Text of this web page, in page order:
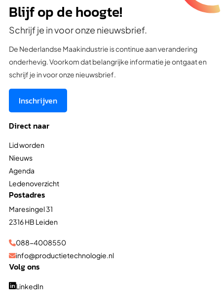
Blijf op de hoogte!
Schrijf je in voor onze nieuwsbrief.
De Nederlandse Maakindustrie is continue aan verandering
onderhevig. Voorkom dat belangrijke informatie je ontgaat en
schrijf je in voor onze nieuwsbrief.
Inschrijven
Direct naar
Lid worden
Nieuws
Agenda
Ledenoverzicht
Postadres
Maresingel 31
2316 HB Leiden
088-4008550
info@productietechnologie.nl
Volg ons
LinkedIn